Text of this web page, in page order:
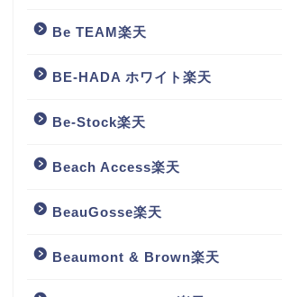
Be TEAM楽天
BE-HADA ホワイト楽天
Be-Stock楽天
Beach Access楽天
BeauGosse楽天
Beaumont & Brown楽天